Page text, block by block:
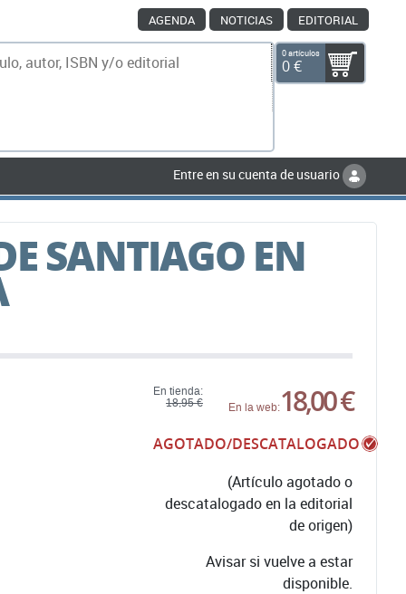
AGENDA NOTICIAS EDITORIAL
0 artículos
0 €
Entre en su cuenta de usuario
SANTIAGO EN
En tienda:
18,95 €
En la web:18,00 €
AGOTADO/DESCATALOGADO
(Artículo agotado o
descatalogado en la editorial
de origen)
Avisar si vuelve a estar
disponible.